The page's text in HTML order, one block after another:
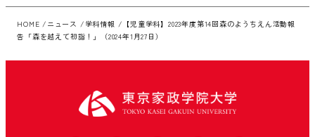
HOME ニュース 学科情報
【児童学科】2023年度第14回森のようちえん活動報
告「森を越えて初詣！」（2024年1月27日）